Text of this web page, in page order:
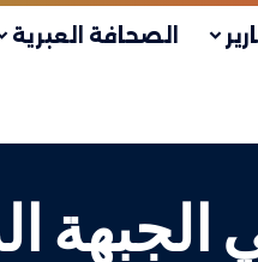
الصحافة العبرية